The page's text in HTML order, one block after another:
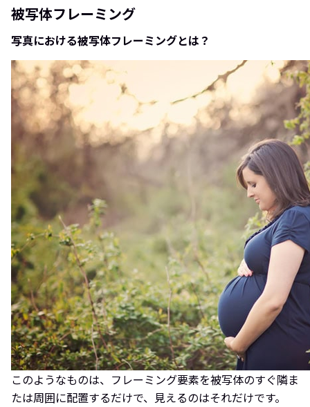
被写体フレーミング
写真における被写体フレーミングとは？
このようなものは、フレーミング要素を被写体のすぐ隣ま
たは周囲に配置するだけで、見えるのはそれだけです。